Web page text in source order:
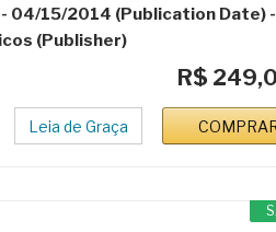
04/15/2014 (Publication Date) -
(Publisher)
R$
Leia de Graça